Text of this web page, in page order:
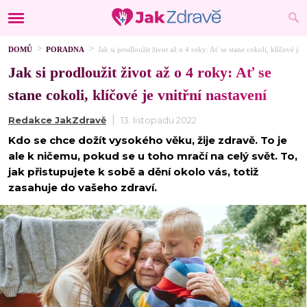
DOMŮ PORADNA Jak si prodloužit život až o 4 roky: Ať se stane cokoli, klíčové je
Jak si prodloužit život až o 4 roky: Ať se
stane cokoli, klíčové je vnitřní nastavení
Redakce JakZdravě 13. listopadu 2022
Kdo se chce dožít vysokého věku, žije zdravě. To je
ale k ničemu, pokud se u toho mračí na celý svět. To,
jak přistupujete k sobě a dění okolo vás, totiž
zasahuje do vašeho zdraví.